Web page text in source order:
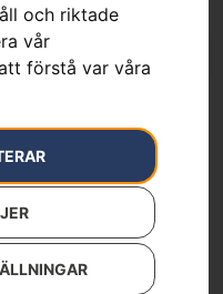
och riktade
vår
förstå var våra